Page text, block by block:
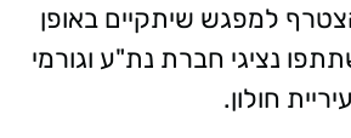
למפגש שיתקיים באופן
נציגי חברת נת"ע וגורמי
חולון.